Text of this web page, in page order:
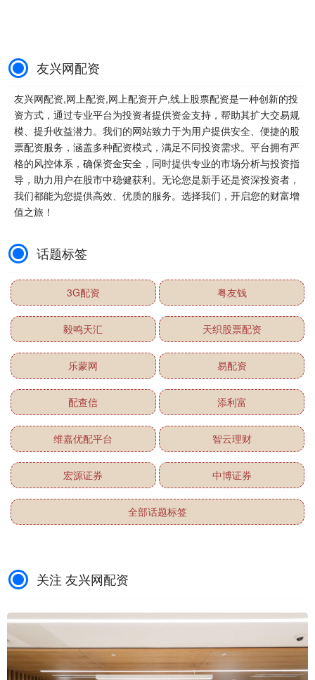
友兴网配资
友兴网配资,网上配资,网上配资开户,线上股票配资是一种创新的投
资方式，通过专业平台为投资者提供资金支持，帮助其扩大交易规
模、提升收益潜力。我们的网站致力于为用户提供安全、便捷的股
票配资服务，涵盖多种配资模式，满足不同投资需求。平台拥有严
格的风控体系，确保资金安全，同时提供专业的市场分析与投资指
导，助力用户在股市中稳健获利。无论您是新手还是资深投资者，
我们都能为您提供高效、优质的服务。选择我们，开启您的财富增
值之旅！
话题标签
3G配资 粤友钱
毅鸣天汇 天织股票配资
乐蒙网 易配资
配查信 添利富
维嘉优配平台 智云理财
宏源证券 中博证券
全部话题标签
关注 友兴网配资